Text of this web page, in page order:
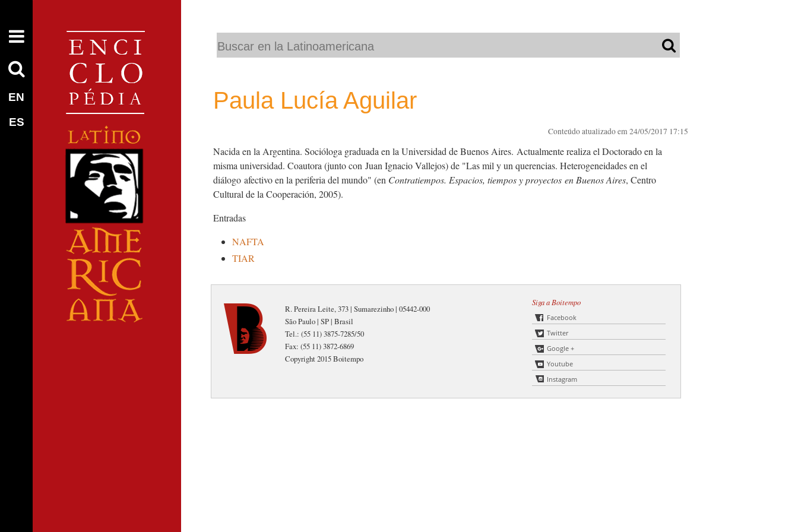
EN
ES
Paula Lucía Aguilar
Conteúdo atualizado em 24/05/2017 17:15
Nacida en la Argentina. Socióloga graduada en la Universidad de Buenos Aires. Actualmente realiza el Doctorado en la
misma universidad. Coautora (junto con Juan Ignacio Vallejos) de "Las mil y un querencias. Heterogeneidades en el
diálogo afectivo en la periferia del mundo" (en Contratiempos. Espacios, tiempos y proyectos en Buenos Aires, Centro
Cultural de la Cooperación, 2005).
Entradas
NAFTA
TIAR
R. Pereira Leite, 373 | Sumarezinho | 05442-000
São Paulo | SP | Brasil
Tel.: (55 11) 3875-7285/50
Fax: (55 11) 3872-6869
Copyright 2015 Boitempo
Siga a Boitempo
Facebook
Twitter
Google +
Youtube
Instagram